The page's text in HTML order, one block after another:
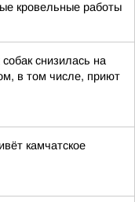
кровельные работы
снизилась на
в том числе, приют
камчатское